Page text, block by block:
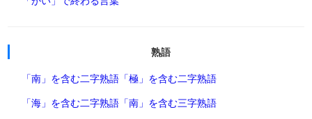
熟語
「南」を含む二字熟語 「極」を含む二字熟語
「海」を含む二字熟語 「南」を含む三字熟語